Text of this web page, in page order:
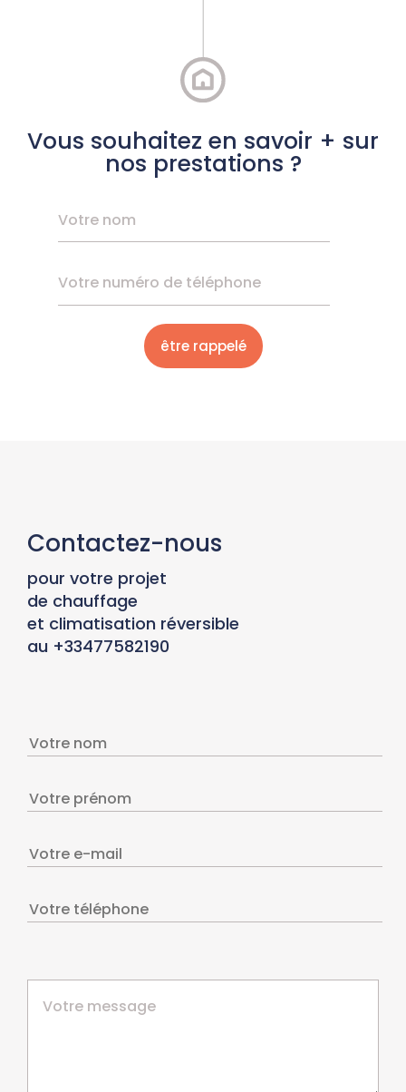
Vous souhaitez en savoir + sur
nos prestations ?
Contactez-nous
pour votre projet
de chauffage
et climatisation réversible
au +33477582190